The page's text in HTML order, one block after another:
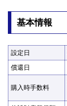
基本情報
設定日
償還日
購入時手数料